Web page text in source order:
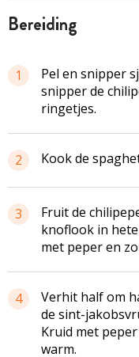
bereiding
1
Pel en snipper
snipper de
ringetjes.
2 Kook de
3
Fruit de
knoflook in
met peper en
4
Verhit half om
de sint-
Kruid met
warm.